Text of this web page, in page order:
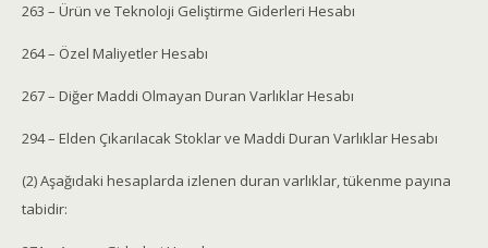
263 – Ürün ve Teknoloji Geliştirme Giderleri Hesabı
264 – Özel Maliyetler Hesabı
267 – Diğer Maddi Olmayan Duran Varlıklar Hesabı
294 – Elden Çıkarılacak Stoklar ve Maddi Duran Varlıklar Hesabı
(2) Aşağıdaki hesaplarda izlenen duran varlıklar, tükenme payına
tabidir: